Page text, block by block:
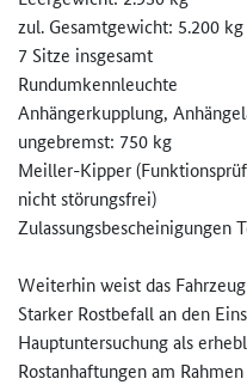
zul. Gesamtgewicht: 5.200 kg
7 Sitze insgesamt
Rundumkennleuchte
Anhängerkupplung,
ungebremst: 750 kg
Meiller-Kipper
nicht störungsfrei)
Zulassungsbescheinigungen
Weiterhin weist das
Starker Rostbefall an den
Hauptuntersuchung als
Rostanhaftungen am